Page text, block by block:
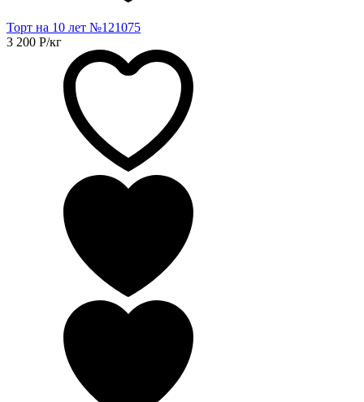
Торт на 10 лет №121075
3 200 Р/кг